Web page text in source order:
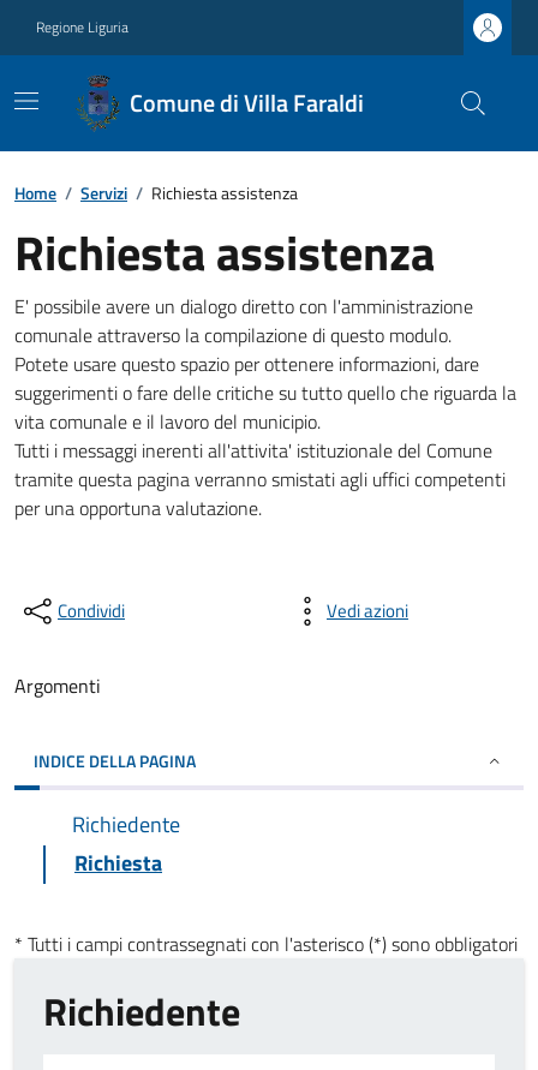
Regione Liguria
Comune di Villa Faraldi
Home / Servizi / Richiesta assistenza
Richiesta assistenza
E' possibile avere un dialogo diretto con l'amministrazione
comunale attraverso la compilazione di questo modulo.
Potete usare questo spazio per ottenere informazioni, dare
suggerimenti o fare delle critiche su tutto quello che riguarda la
vita comunale e il lavoro del municipio.
Tutti i messaggi inerenti all'attivita' istituzionale del Comune
tramite questa pagina verranno smistati agli uffici competenti
per una opportuna valutazione.
Condividi Vedi azioni
Argomenti
INDICE DELLA PAGINA
Richiedente
Richiesta
* Tutti i campi contrassegnati con l'asterisco (*) sono obbligatori
Richiedente